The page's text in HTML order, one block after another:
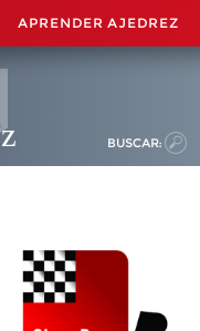
APRENDER AJEDREZ
BUSCAR: